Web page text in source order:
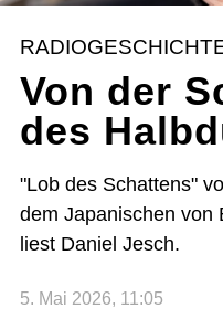
Von der
des
"Lob des Schattens"
dem Japanischen von
liest Daniel Jesch.
5. Mai 2026, 11:05